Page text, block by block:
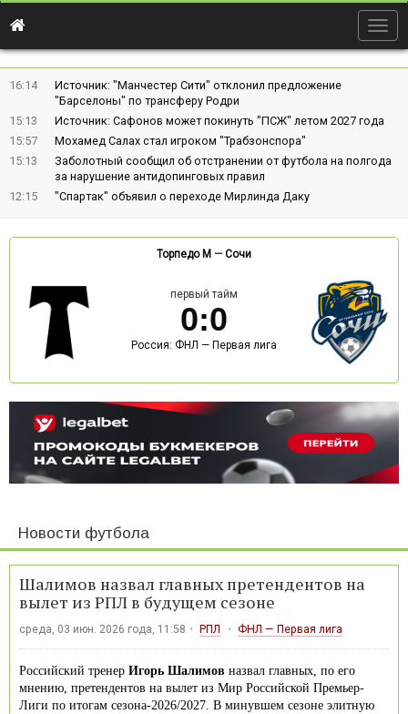
16:14
Источник: "Манчестер Сити" отклонил предложение
"Барселоны" по трансферу Родри
15:13
Источник: Сафонов может покинуть "ПСЖ" летом 2027 года
15:57
Мохамед Салах стал игроком "Трабзонспора"
15:13
Заболотный сообщил об отстранении от футбола на полгода
за нарушение антидопинговых правил
12:15
"Спартак" объявил о переходе Мирлинда Даку
Торпедо М — Сочи
первый тайм
0:0
Россия: ФНЛ — Первая лига
Новости футбола
Шалимов назвал главных претендентов на
вылет из РПЛ в будущем сезоне
среда, 03 июн. 2026 года, 11:58 РПЛ ФНЛ — Первая лига
Российский тренер Игорь Шалимов назвал главных, по его
мнению, претендентов на вылет из Мир Российской Премьер-
Лиги по итогам сезона-2026/2027. В минувшем сезоне элитную